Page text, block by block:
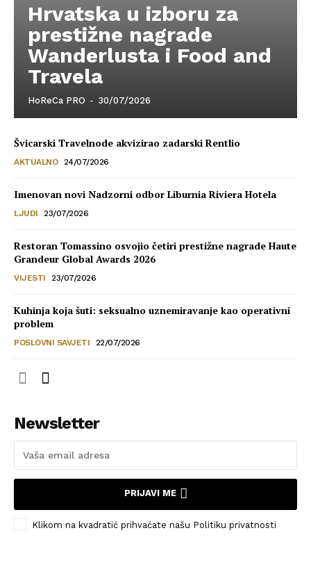
Hrvatska u izboru za
prestižne nagrade
Wanderlusta i Food and
Travela
HoReCa PRO - 30/07/2026
Švicarski Travelnode akvizirao zadarski Rentlio
AKTUALNO 24/07/2026
Imenovan novi Nadzorni odbor Liburnia Riviera Hotela
LJUDI 23/07/2026
Restoran Tomassino osvojio četiri prestižne nagrade Haute
Grandeur Global Awards 2026
VIJESTI 23/07/2026
Kuhinja koja šuti: seksualno uznemiravanje kao operativni
problem
POSLOVNI SAVJETI 22/07/2026
Newsletter
PRIJAVI ME
Klikom na kvadratić prihvaćate našu Politiku privatnosti